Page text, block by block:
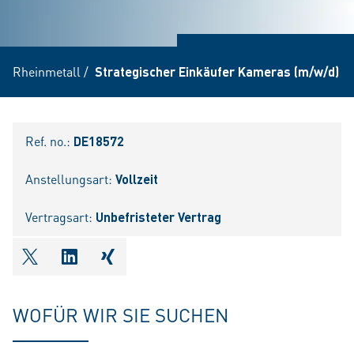
Rheinmetall / Strategischer Einkäufer Kameras (m/w/d)
Ref. no.: DE18572
Anstellungsart: Vollzeit
Vertragsart: Unbefristeter Vertrag
shareOntwitter
shareOnlinkedIn
shareOnxing
WOFÜR WIR SIE SUCHEN